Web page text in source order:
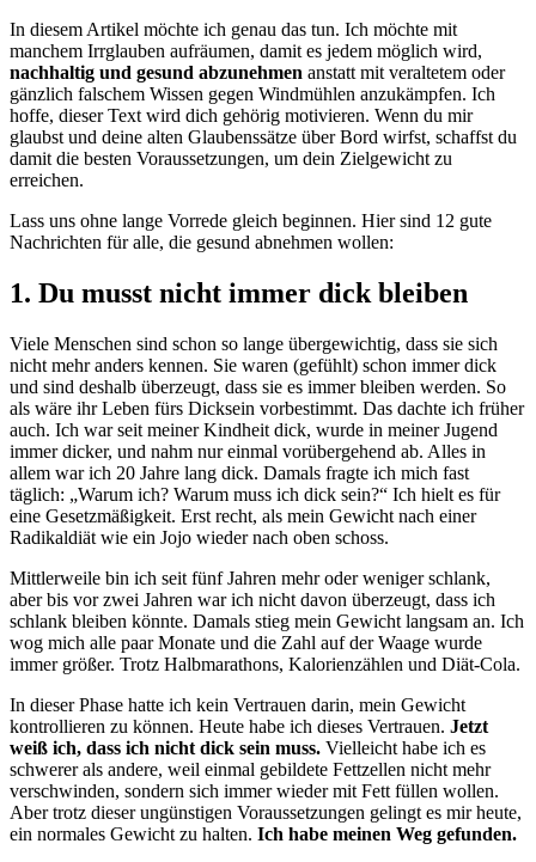
In diesem Artikel möchte ich genau das tun. Ich möchte mit
manchem Irrglauben aufräumen, damit es jedem möglich wird,
nachhaltig und gesund abzunehmen anstatt mit veraltetem oder
gänzlich falschem Wissen gegen Windmühlen anzukämpfen. Ich
hoffe, dieser Text wird dich gehörig motivieren. Wenn du mir
glaubst und deine alten Glaubenssätze über Bord wirfst, schaffst du
damit die besten Voraussetzungen, um dein Zielgewicht zu
erreichen.
Lass uns ohne lange Vorrede gleich beginnen. Hier sind 12 gute
Nachrichten für alle, die gesund abnehmen wollen:
1. Du musst nicht immer dick bleiben
Viele Menschen sind schon so lange übergewichtig, dass sie sich
nicht mehr anders kennen. Sie waren (gefühlt) schon immer dick
und sind deshalb überzeugt, dass sie es immer bleiben werden. So
als wäre ihr Leben fürs Dicksein vorbestimmt. Das dachte ich früher
auch. Ich war seit meiner Kindheit dick, wurde in meiner Jugend
immer dicker, und nahm nur einmal vorübergehend ab. Alles in
allem war ich 20 Jahre lang dick. Damals fragte ich mich fast
täglich: „Warum ich? Warum muss ich dick sein?“ Ich hielt es für
eine Gesetzmäßigkeit. Erst recht, als mein Gewicht nach einer
Radikaldiät wie ein Jojo wieder nach oben schoss.
Mittlerweile bin ich seit fünf Jahren mehr oder weniger schlank,
aber bis vor zwei Jahren war ich nicht davon überzeugt, dass ich
schlank bleiben könnte. Damals stieg mein Gewicht langsam an. Ich
wog mich alle paar Monate und die Zahl auf der Waage wurde
immer größer. Trotz Halbmarathons, Kalorienzählen und Diät-Cola.
In dieser Phase hatte ich kein Vertrauen darin, mein Gewicht
kontrollieren zu können. Heute habe ich dieses Vertrauen. Jetzt
weiß ich, dass ich nicht dick sein muss. Vielleicht habe ich es
schwerer als andere, weil einmal gebildete Fettzellen nicht mehr
verschwinden, sondern sich immer wieder mit Fett füllen wollen.
Aber trotz dieser ungünstigen Voraussetzungen gelingt es mir heute,
ein normales Gewicht zu halten. Ich habe meinen Weg gefunden.